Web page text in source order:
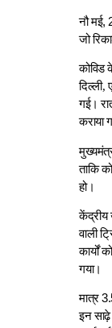
नौ मई,
जो
कोविड
दिल्ली,
गई।
कराया
ताकि
हो।
केंद्रीय
वाली
कार्यों
गया।
मात्र
इन